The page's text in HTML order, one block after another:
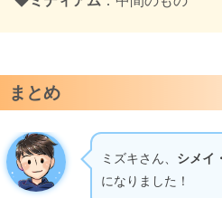
まとめ
ミズキさん、 シメイ
になりました！